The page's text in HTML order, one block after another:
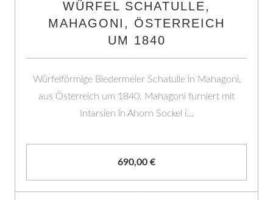
WÜRFEL SCHATULLE,
MAHAGONI, ÖSTERREICH
UM 1840
Würfelförmige Biedermeier Schatulle in Mahagoni,
aus Österreich um 1840. Mahagoni furniert mit
Intarsien in Ahorn Sockel i…
690,00 €